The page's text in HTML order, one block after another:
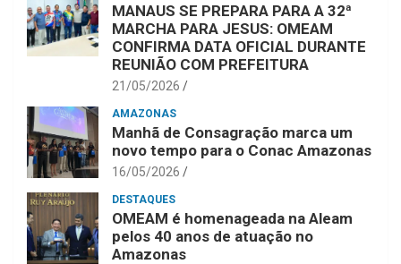
MANAUS SE PREPARA PARA A 32ª
MARCHA PARA JESUS: OMEAM
CONFIRMA DATA OFICIAL DURANTE
REUNIÃO COM PREFEITURA
21/05/2026
AMAZONAS
Manhã de Consagração marca um
novo tempo para o Conac Amazonas
16/05/2026
DESTAQUES
OMEAM é homenageada na Aleam
pelos 40 anos de atuação no
Amazonas